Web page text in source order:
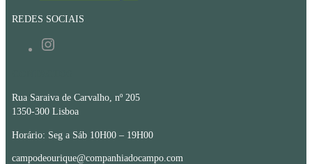
REDES SOCIAIS
Rua Saraiva de Carvalho, nº 205
1350-300 Lisboa
Horário: Seg a Sáb 10H00 – 19H00
campodeourique@companhiadocampo.com